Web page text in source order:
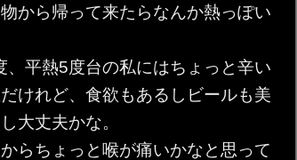
から帰って来たらなんか熱っぽい
、平熱5度台の私にはちょっと辛い
けれど、食欲もあるしビールも美
大丈夫かな。
らちょっと喉が痛いかなと思って